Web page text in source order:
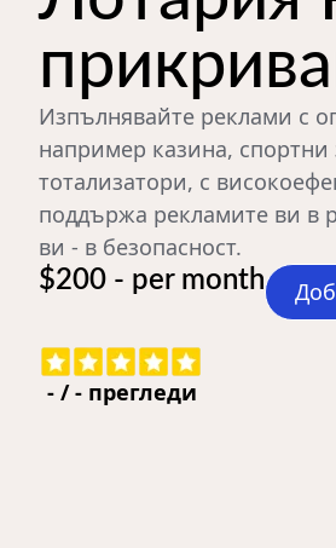
Изпълнявайте реклами с
например казина, спортни
тотализатори, с
поддържа рекламите ви в
ви - в безопасност.
$200 - per month
-/-прегледи